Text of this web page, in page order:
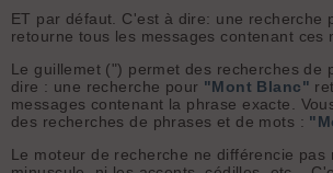
ET par défaut. C'est à dire: une recherche
retourne tous les messages contenant ces
Le guillemet (") permet des recherches de
dire : une recherche pour "Mont Blanc"
messages contenant la phrase exacte.
des recherches de phrases et de mots :
Le moteur de recherche ne différencie pas